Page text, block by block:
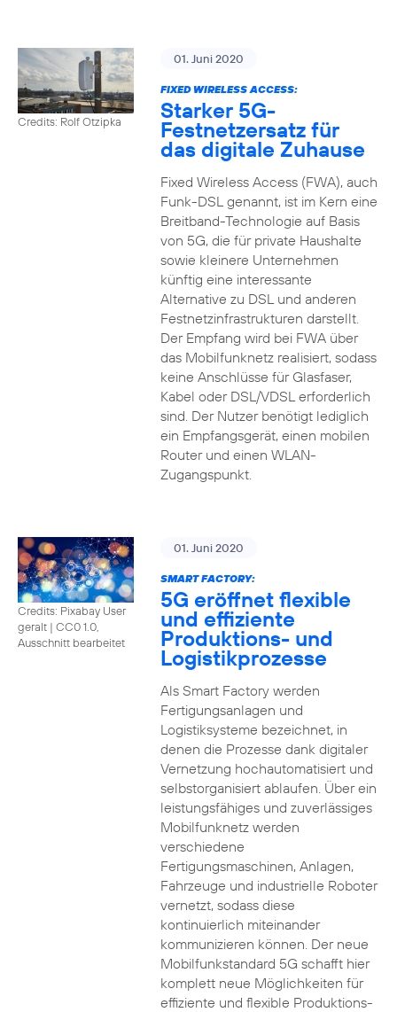
Credits: Rolf Otzipka
01. Juni 2020
FIXED WIRELESS ACCESS:
Starker 5G-
Festnetzersatz für
das digitale Zuhause
Fixed Wireless Access (FWA), auch
Funk-DSL genannt, ist im Kern eine
Breitband-Technologie auf Basis
von 5G, die für private Haushalte
sowie kleinere Unternehmen
künftig eine interessante
Alternative zu DSL und anderen
Festnetzinfrastrukturen darstellt.
Der Empfang wird bei FWA über
das Mobilfunknetz realisiert, sodass
keine Anschlüsse für Glasfaser,
Kabel oder DSL/VDSL erforderlich
sind. Der Nutzer benötigt lediglich
ein Empfangsgerät, einen mobilen
Router und einen WLAN-
Zugangspunkt.
Credits: Pixabay User
geralt | CC0 1.0,
Ausschnitt bearbeitet
01. Juni 2020
SMART FACTORY:
5G eröffnet flexible
und effiziente
Produktions- und
Logistikprozesse
Als Smart Factory werden
Fertigungsanlagen und
Logistiksysteme bezeichnet, in
denen die Prozesse dank digitaler
Vernetzung hochautomatisiert und
selbstorganisiert ablaufen. Über ein
leistungsfähiges und zuverlässiges
Mobilfunknetz werden
verschiedene
Fertigungsmaschinen, Anlagen,
Fahrzeuge und industrielle Roboter
vernetzt, sodass diese
kontinuierlich miteinander
kommunizieren können. Der neue
Mobilfunkstandard 5G schafft hier
komplett neue Möglichkeiten für
effiziente und flexible Produktions-